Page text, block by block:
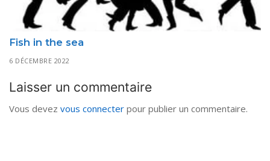
Fish in the sea
6 DÉCEMBRE 2022
Laisser un commentaire
Vous devez vous connecter pour publier un commentaire.